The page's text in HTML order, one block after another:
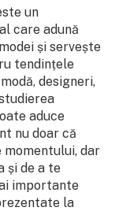
un
care adună
și servește
tendințele
designeri,
aduce
nu doar că
dar
și de a te
importante
la